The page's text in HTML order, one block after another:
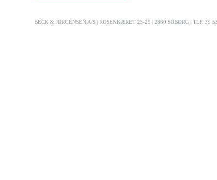
BECK & JØRGENSEN A/S | ROSENKÆRET 25-29 | 2860 SØBORG | TLF. 39